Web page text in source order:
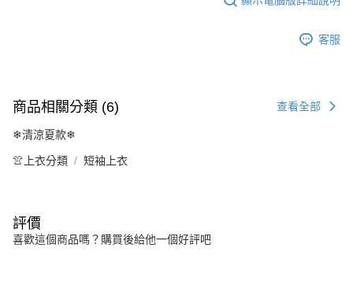
客服
商品相關分類 (6) 查看全部
❄清涼夏款❄
👚上衣分類 短袖上衣
評價
喜歡這個商品嗎？購買後給他一個好評吧